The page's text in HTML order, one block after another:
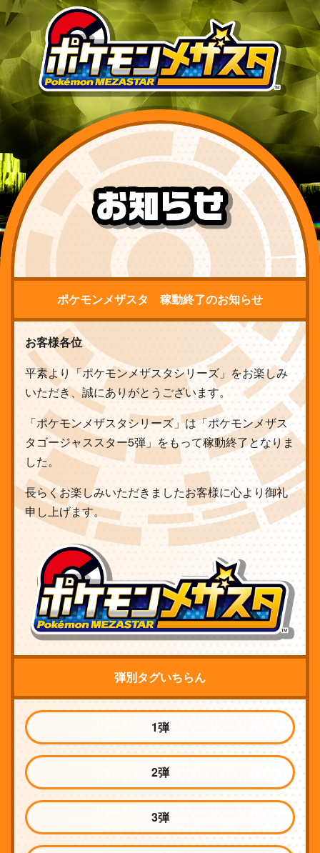
ポケモンメザスタ 稼動終了のお知らせ
お客様各位
平素より「ポケモンメザスタシリーズ」をお楽しみ
いただき、誠にありがとうございます。
「ポケモンメザスタシリーズ」は「ポケモンメザス
タゴージャススター5弾」をもって稼動終了となりま
した。
長らくお楽しみいただきましたお客様に心より御礼
申し上げます。
弾別タグいちらん
1弾
2弾
3弾